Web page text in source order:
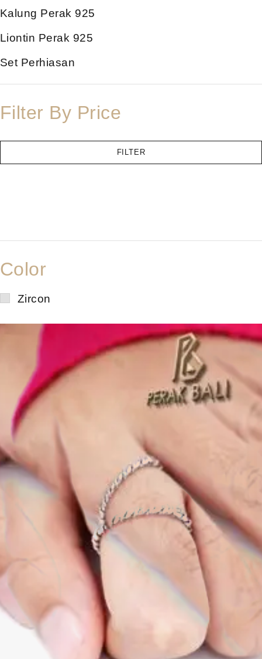
Kalung Perak 925
Liontin Perak 925
Set Perhiasan
Filter By Price
FILTER
Color
Zircon